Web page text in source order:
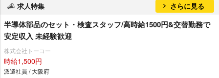
求人特集 さらに見る
半導体部品のセット・検査スタッフ/高時給1500円&交替勤務で
安定収入 未経験歓迎
株式会社トーコー
時給1,500円
派遣社員 / 大阪府